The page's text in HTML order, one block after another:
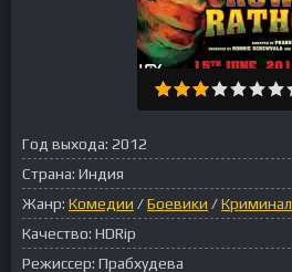
Год выхода: 2012
Страна: Индия
Жанр: Комедии /Боевики /Криминал
Качество: HDRip
Режиссер: Прабхудева